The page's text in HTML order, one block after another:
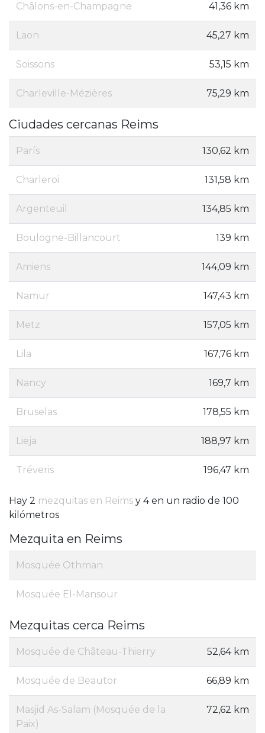
Châlons-en-Champagne 41,36 km
Laon 45,27 km
Soissons 53,15 km
Charleville-Mézières 75,29 km
Ciudades cercanas Reims
París 130,62 km
Charleroi 131,58 km
Argenteuil 134,85 km
Boulogne-Billancourt 139 km
Amiens 144,09 km
Namur 147,43 km
Metz 157,05 km
Lila 167,76 km
Nancy 169,7 km
Bruselas 178,55 km
Lieja 188,97 km
Tréveris 196,47 km
Hay 2 mezquitas en Reims y 4 en un radio de 100
kilómetros
Mezquita en Reims
Mosquée Othman
Mosquée El-Mansour
Mezquitas cerca Reims
Mosquée de Château-Thierry 52,64 km
Mosquée de Beautor 66,89 km
Masjid As-Salam (Mosquée de la
Paix)
72,62 km